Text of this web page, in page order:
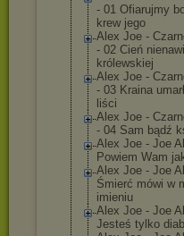
- 01 Ofiarujmy
krew jego
Alex Joe -
- 02 Cień
królewskiej
Alex Joe -
- 03 Kraina
liści
Alex Joe -
- 04 Sam bądź
Alex Joe - Joe
Powiem Wam
Alex Joe - Joe
Śmierć mówi w
imieniu
Alex Joe - Joe
Jesteś tylko